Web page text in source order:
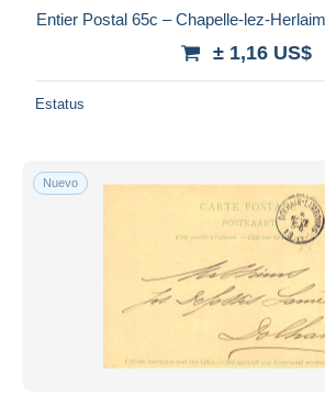
Deseleccionar todo
Mundo entero
Aplicar
Entier Postal 65c – Chapelle-lez-
± 1,16 US$
Estatus
Nuevo